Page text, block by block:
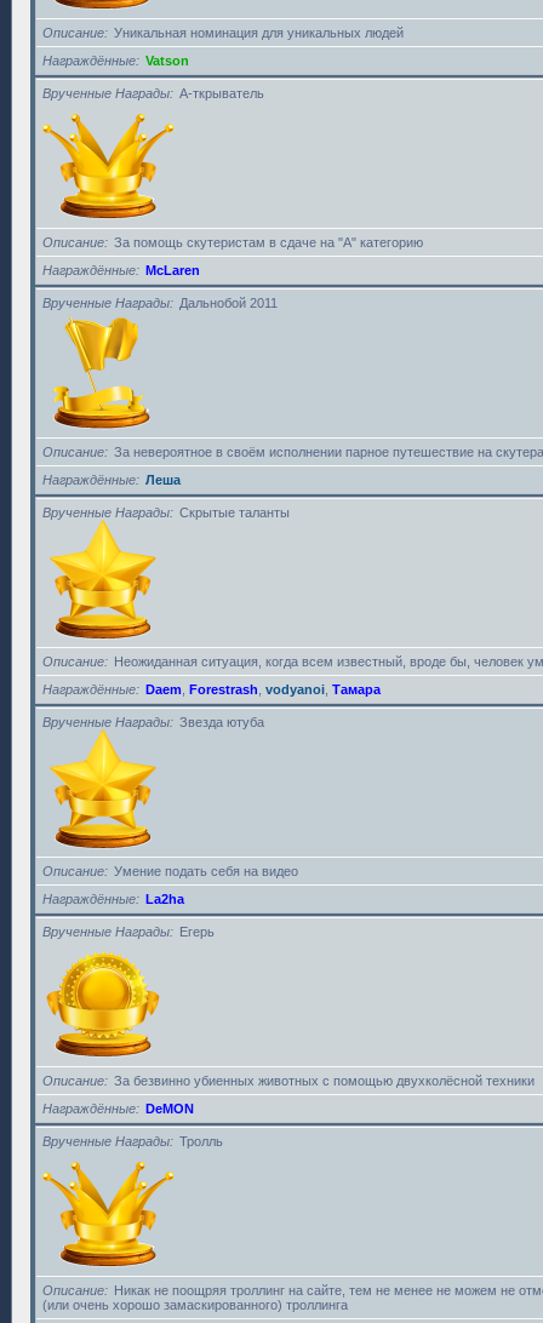
Описание
Уникальная номинация для уникальных людей
Награждённые
Vatson
Врученные Награды А-ткрыватель
Описание
За помощь скутеристам в сдаче на "А" категорию
Награждённые
McLaren
Врученные Награды Дальнобой 2011
Описание
За невероятное в своём исполнении парное путешествие на
Награждённые
Леша
Врученные Награды Скрытые таланты
Описание
Неожиданная ситуация, когда всем известный, вроде бы, человек
Награждённые
Daem Forestrash vodyanoi Тамара
Врученные Награды Звезда ютуба
Описание
Умение подать себя на видео
Награждённые
La2ha
Врученные Награды Егерь
Описание
За безвинно убиенных животных с помощью двухколёсной техники
Награждённые
DeMON
Врученные Награды Тролль
Описание
Никак не поощряя троллинг на сайте, тем не менее не можем не
(или очень хорошо замаскированного) троллинга